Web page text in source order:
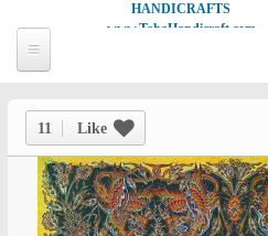
HANDICRAFTS
www.TahaHandicraft.com
11 Like